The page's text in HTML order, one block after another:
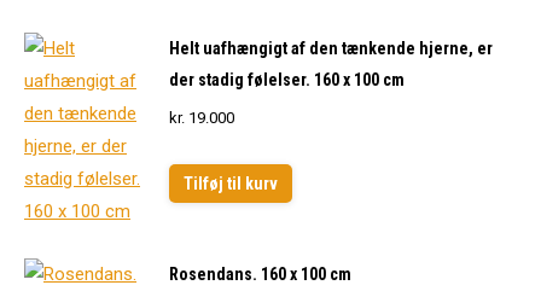
Helt uafhængigt af den tænkende hjerne, er
der stadig følelser. 160 x 100 cm
kr. 19.000
Tilføj til kurv
Rosendans. 160 x 100 cm